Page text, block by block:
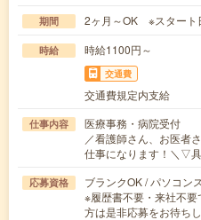
期間 2ヶ月～OK ※スタート
時給 時給1100円～
交通費
交通費規定内支給
仕事内容
医療事務・病院受付
／看護師さん、お医者
仕事になります！＼▽
応募資格
ブランクOK / パソコン
※履歴書不要・来社不
方は是非応募をお待ち